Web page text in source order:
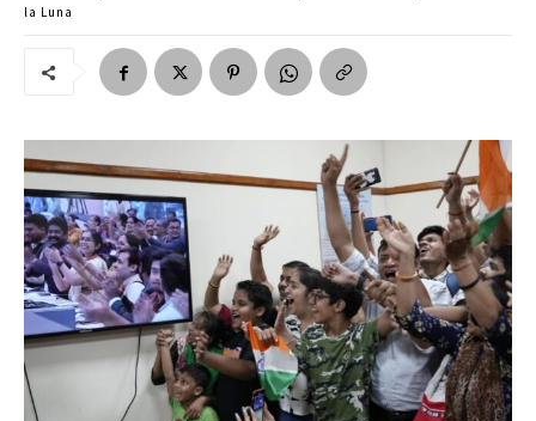
la Luna